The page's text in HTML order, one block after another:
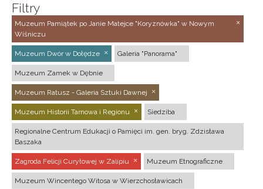
Filtry
Muzeum Pamiątek po Janie Matejce "Koryznówka" w Nowym
Wiśniczu
Muzeum Dwór w Dołędze Galeria "Panorama"
Muzeum Zamek w Dębnie
Muzeum Ratusz - Galeria Sztuki Dawnej
Muzeum Historii Tarnowa i Regionu Siedziba
Regionalne Centrum Edukacji o Pamięci im. gen. bryg. Zdzisława
Baszaka
Zagroda Felicji Curyłowej w Zalipiu Muzeum Etnograficzne
Muzeum Wincentego Witosa w Wierzchosławicach